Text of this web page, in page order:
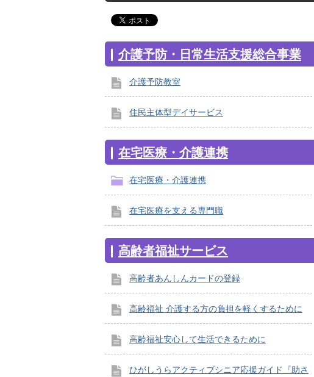
介護予防・日常生活支援総合事業
介護予防教室
住民主体型デイサービス
在宅医療・介護連携
在宅医療・介護連携
在宅医療を支える専門職
高齢者福祉サービス
高齢者あんしんカードの登録
高齢福祉 介護する方の負担を軽くするために
高齢福祉安心して生活できるために
ひがしうらアクティブシニア応援ガイド『助さ